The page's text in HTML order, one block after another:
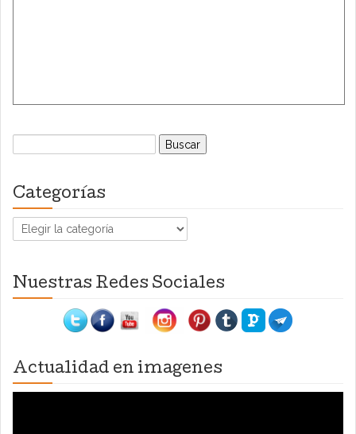
Buscar:
Categorías
Categorías
Nuestras Redes Sociales
Actualidad en imagenes